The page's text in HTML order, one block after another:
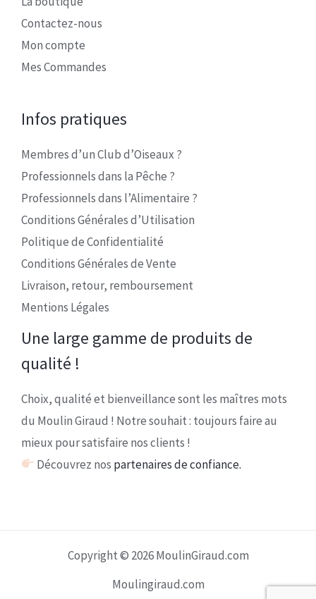
Contactez-nous
Mon compte
Mes Commandes
Infos pratiques
Membres d’un Club d’Oiseaux ?
Professionnels dans la Pêche ?
Professionnels dans l’Alimentaire ?
Conditions Générales d’Utilisation
Politique de Confidentialité
Conditions Générales de Vente
Livraison, retour, remboursement
Mentions Légales
Une large gamme de produits de
qualité !
Choix, qualité et bienveillance sont les maîtres mots
du Moulin Giraud ! Notre souhait : toujours faire au
mieux pour satisfaire nos clients !
Découvrez nos partenaires de confiance.
Copyright © 2026 MoulinGiraud.com
Moulingiraud.com